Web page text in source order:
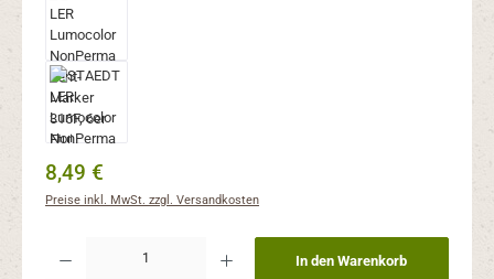
Regulärer Preis:
8,49 €
Preise inkl. MwSt. zzgl. Versandkosten
In den Warenkorb